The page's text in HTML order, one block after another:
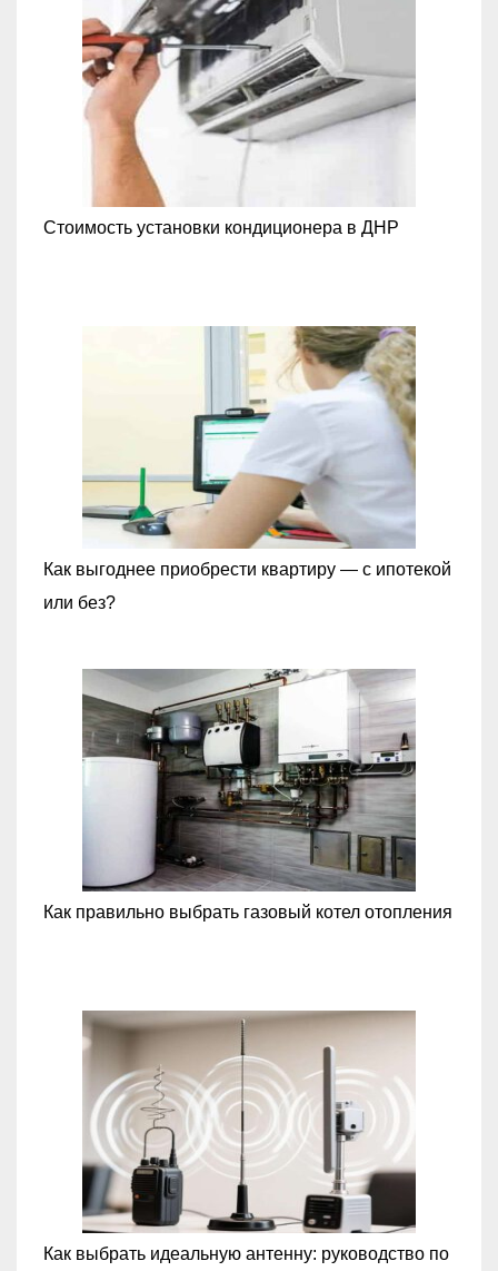
Стоимость установки кондиционера в ДНР
Как выгоднее приобрести квартиру — с ипотекой
или без?
Как правильно выбрать газовый котел отопления
Как выбрать идеальную антенну: руководство по